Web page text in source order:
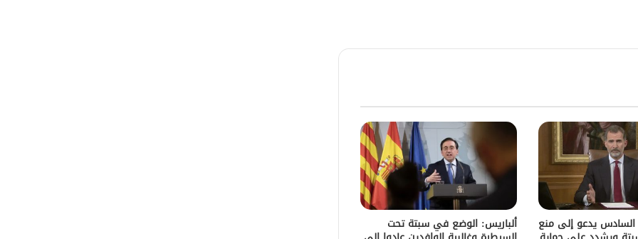
السادس يدعو إلى منع ألباريس: الوضع في سبتة تحت